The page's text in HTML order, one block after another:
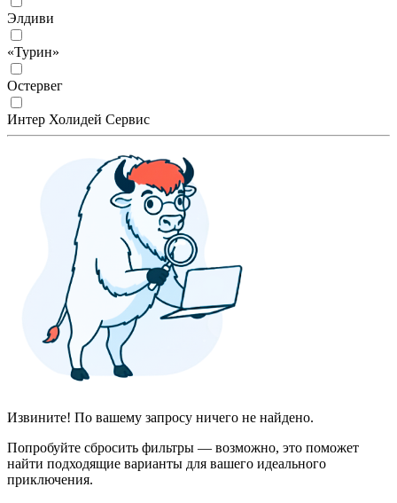
Элдиви
«Турин»
Остервег
Интер Холидей Сервис
Извините! По вашему запросу ничего не найдено.
Попробуйте сбросить фильтры — возможно, это поможет
найти подходящие варианты для вашего идеального
приключения.